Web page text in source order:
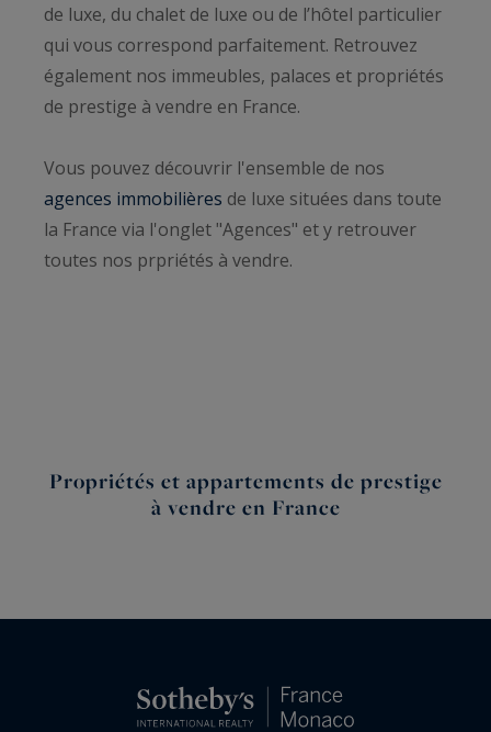
de luxe, du chalet de luxe ou de l’hôtel particulier
qui vous correspond parfaitement. Retrouvez
également nos immeubles, palaces et propriétés
de prestige à vendre en France.
Vous pouvez découvrir l'ensemble de nos
agences immobilières de luxe situées dans toute
la France via l'onglet "Agences" et y retrouver
toutes nos prpriétés à vendre.
Propriétés et appartements de prestige
à vendre en France